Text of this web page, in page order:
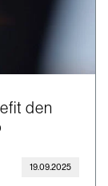
den
19.09.2025